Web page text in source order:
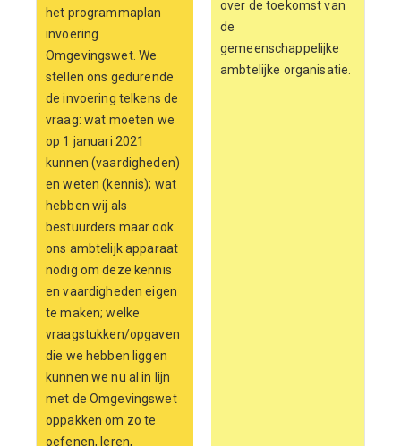
het programmaplan
invoering
Omgevingswet. We
stellen ons gedurende
de invoering telkens de
vraag: wat moeten we
op 1 januari 2021
kunnen (vaardigheden)
en weten (kennis); wat
hebben wij als
bestuurders maar ook
ons ambtelijk apparaat
nodig om deze kennis
en vaardigheden eigen
te maken; welke
vraagstukken/opgaven
die we hebben liggen
kunnen we nu al in lijn
met de Omgevingswet
oppakken om zo te
oefenen, leren,
over de toekomst van
de
gemeenschappelijke
ambtelijke organisatie.